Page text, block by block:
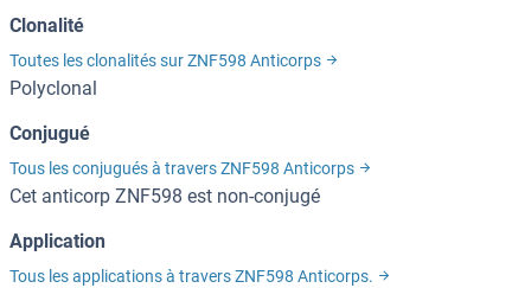
Clonalité
Toutes les clonalités sur ZNF598 Anticorps
Polyclonal
Conjugué
Tous les conjugués à travers ZNF598 Anticorps
Cet anticorp ZNF598 est non-conjugé
Application
Tous les applications à travers ZNF598 Anticorps.